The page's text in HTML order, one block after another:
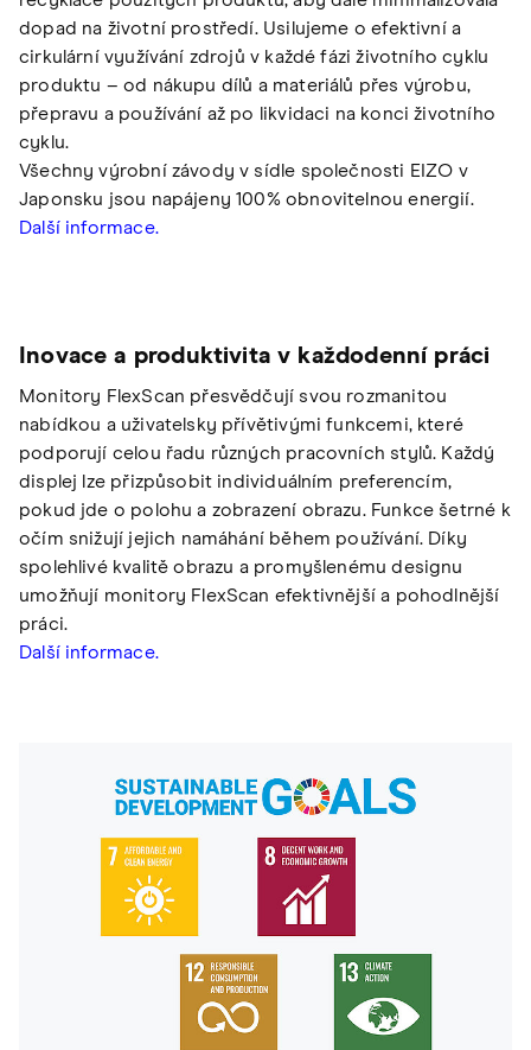
dopad na životní prostředí. Usilujeme o efektivní a
cirkulární využívání zdrojů v každé fázi životního cyklu
produktu – od nákupu dílů a materiálů přes výrobu,
přepravu a používání až po likvidaci na konci životního
cyklu.
Všechny výrobní závody v sídle společnosti EIZO v
Japonsku jsou napájeny 100% obnovitelnou energií.
Další informace.
Inovace a produktivita v každodenní práci
Monitory FlexScan přesvědčují svou rozmanitou
nabídkou a uživatelsky přívětivými funkcemi, které
podporují celou řadu různých pracovních stylů. Každý
displej lze přizpůsobit individuálním preferencím,
pokud jde o polohu a zobrazení obrazu. Funkce šetrné k
očím snižují jejich namáhání během používání. Díky
spolehlivé kvalitě obrazu a promyšlenému designu
umožňují monitory FlexScan efektivnější a pohodlnější
práci.
Další informace.